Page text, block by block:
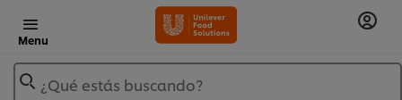
Menu
¿Qué estás buscando?